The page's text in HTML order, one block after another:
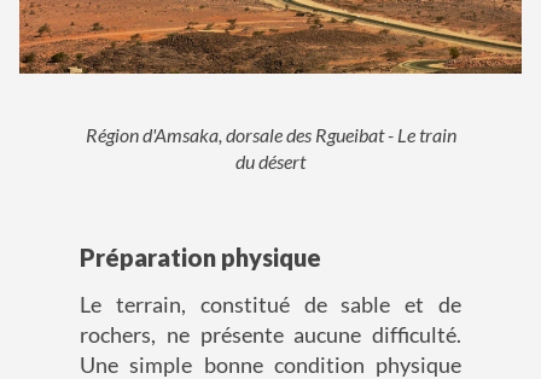
Région d'Amsaka, dorsale des Rgueibat - Le train
du désert
Préparation physique
Le terrain, constitué de sable et de
rochers, ne présente aucune difficulté.
Une simple bonne condition physique